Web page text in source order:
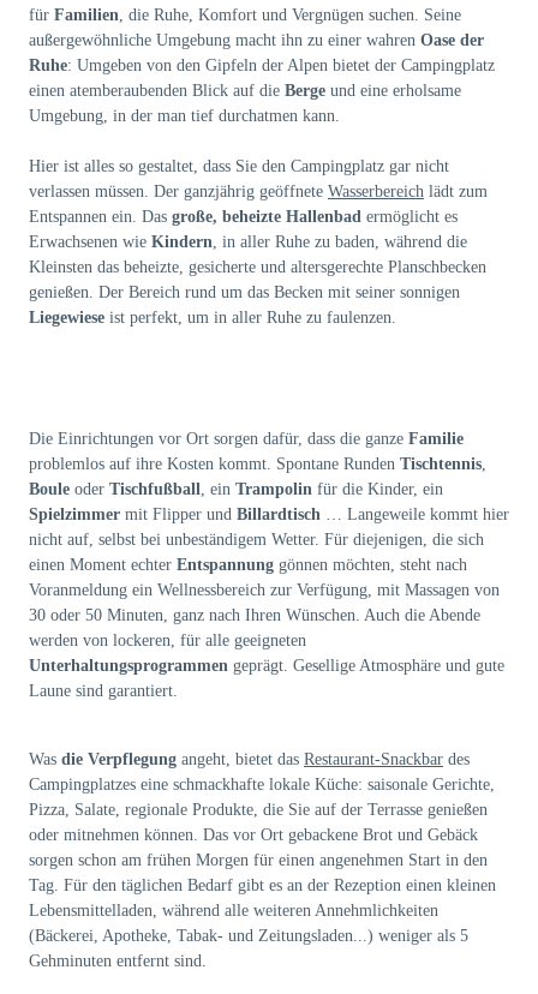
für Familien , die Ruhe, Komfort und Vergnügen suchen. Seine
außergewöhnliche Umgebung macht ihn zu einer wahren Oase der
Ruhe: Umgeben von den Gipfeln der Alpen bietet der Campingplatz
einen atemberaubenden Blick auf die Berge und eine erholsame
Umgebung, in der man tief durchatmen kann.
Hier ist alles so gestaltet, dass Sie den Campingplatz gar nicht
verlassen müssen. Der ganzjährig geöffnete Wasserbereich lädt zum
Entspannen ein. Das große, beheizte Hallenbad ermöglicht es
Erwachsenen wie Kindern, in aller Ruhe zu baden, während die
Kleinsten das beheizte, gesicherte und altersgerechte Planschbecken
genießen. Der Bereich rund um das Becken mit seiner sonnigen
Liegewiese ist perfekt, um in aller Ruhe zu faulenzen.
Die Einrichtungen vor Ort sorgen dafür, dass die ganze Familie
problemlos auf ihre Kosten kommt. Spontane Runden Tischtennis,
Boule oder Tischfußball, ein Trampolin für die Kinder, ein
Spielzimmer mit Flipper und Billardtisch … Langeweile kommt hier
nicht auf, selbst bei unbeständigem Wetter. Für diejenigen, die sich
einen Moment echter Entspannung gönnen möchten, steht nach
Voranmeldung ein Wellnessbereich zur Verfügung, mit Massagen von
30 oder 50 Minuten, ganz nach Ihren Wünschen. Auch die Abende
werden von lockeren, für alle geeigneten
Unterhaltungsprogrammen geprägt. Gesellige Atmosphäre und gute
Laune sind garantiert.
Was die Verpflegung angeht, bietet das Restaurant-Snackbar des
Campingplatzes eine schmackhafte lokale Küche: saisonale Gerichte,
Pizza, Salate, regionale Produkte, die Sie auf der Terrasse genießen
oder mitnehmen können. Das vor Ort gebackene Brot und Gebäck
sorgen schon am frühen Morgen für einen angenehmen Start in den
Tag. Für den täglichen Bedarf gibt es an der Rezeption einen kleinen
Lebensmittelladen, während alle weiteren Annehmlichkeiten
(Bäckerei, Apotheke, Tabak- und Zeitungsladen...) weniger als 5
Gehminuten entfernt sind.